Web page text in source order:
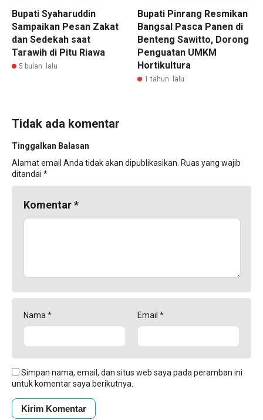
Bupati Syaharuddin
Sampaikan Pesan Zakat
dan Sedekah saat
Tarawih di Pitu Riawa
5 bulan lalu
Bupati Pinrang Resmikan
Bangsal Pasca Panen di
Benteng Sawitto, Dorong
Penguatan UMKM
Hortikultura
1 tahun lalu
Tidak ada komentar
Tinggalkan Balasan
Alamat email Anda tidak akan dipublikasikan. Ruas yang wajib
ditandai *
Komentar*
Nama * Email *
Simpan nama, email, dan situs web saya pada peramban ini
untuk komentar saya berikutnya.